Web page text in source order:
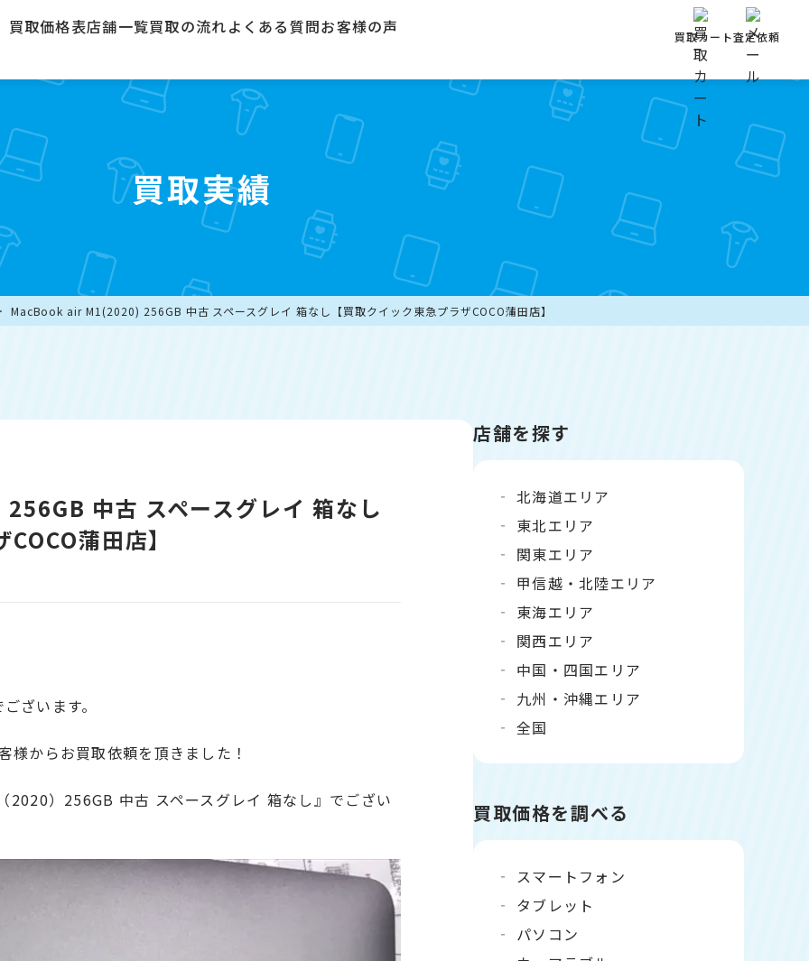
買取価格表店舗一覧買取の流れよくある質問お客様の声 買取カート査定依頼
買取実績
MacBook air M1(2020) 256GB 中古 スペースグレイ 箱なし【買取クイック東急プラザCOCO蒲田店】
中古 スペースグレイ 箱なし
蒲田店】
ざいます。
様からお買取依頼を頂きました！
）256GB 中古 スペースグレイ 箱なし』でござい
店舗を探す
北海道エリア
東北エリア
関東エリア
甲信越・北陸エリア
東海エリア
関西エリア
中国・四国エリア
九州・沖縄エリア
全国
買取価格を調べる
スマートフォン
タブレット
パソコン